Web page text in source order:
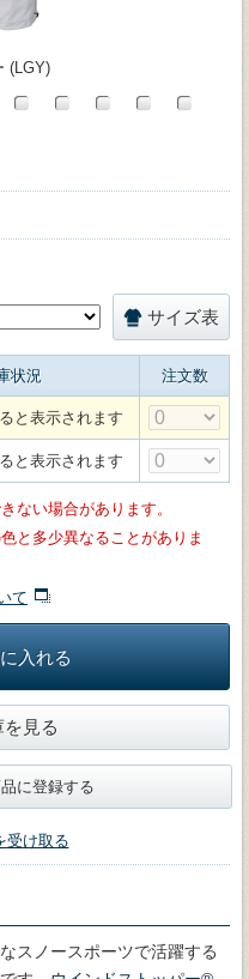
(LGY)
サイズ表
状況 注文数
と表示されます
と表示されます
ない場合があります。
と多少異なることがありま
て
入れる
見る
に登録する
受け取る
スノースポーツで活躍する